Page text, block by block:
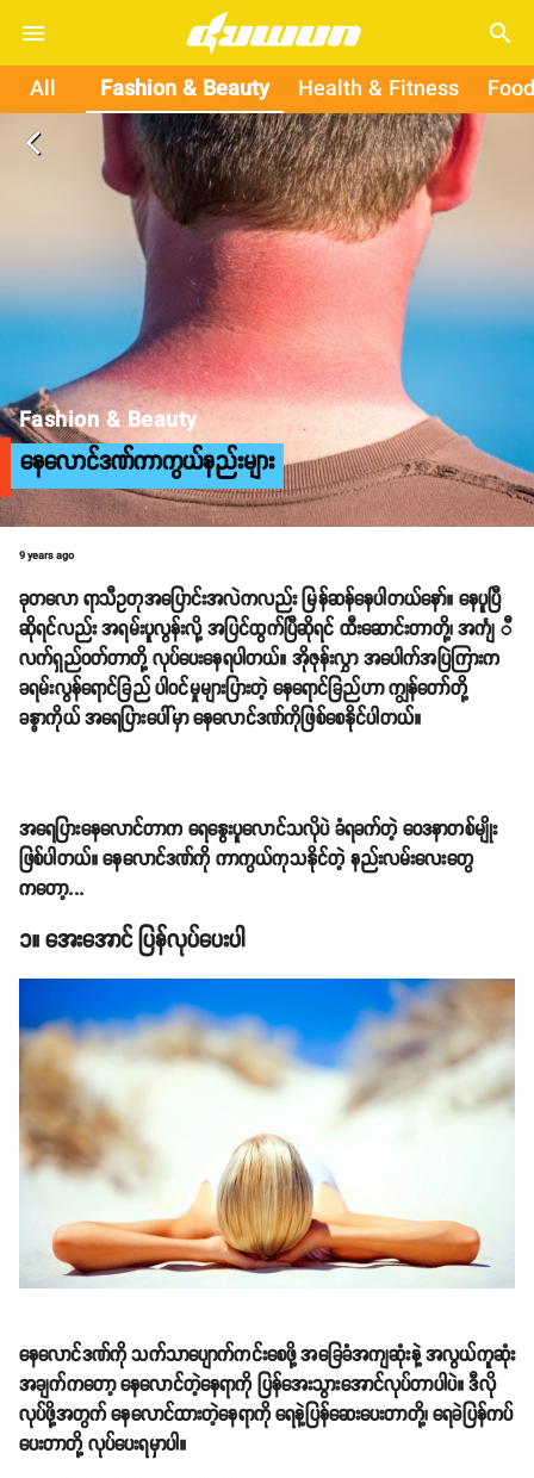
search
All Fashion & Beauty Health & Fitness
arrow_back_ios
Fashion & Beauty
နေလောင်ဒဏ်ကာကွယ်နည်းများ
9 years ago
ခုတလော ရာသီဥတုအပြောင်းအလဲကလည်း မြန်ဆန်နေပါတယ်နော်။ နေပူပြီ
ဆိုရင်လည်း အရမ်းပူလွန်းလို့ အပြင်ထွက်ပြီဆိုရင် ထီးဆောင်းတာတို့၊ အင်္ကျ ီ
လက်ရှည်ဝတ်တာတို့ လုပ်ပေးနေရပါတယ်။ အိုဇုန်းလွှာ အပေါက်အပြဲကြားက
ခရမ်းလွန်ရောင်ခြည် ပါဝင်မှုများပြားတဲ့ နေရောင်ခြည်ဟာ ကျွန်တော်တို့
ခန္ဓာကိုယ် အရေပြားပေါ်မှာ နေလောင်ဒဏ်ကိုဖြစ်စေနိုင်ပါတယ်။
အရေပြားနေလောင်တာက ရေနွေးပူလောင်သလိုပဲ ခံရခက်တဲ့ ဝေဒနာတစ်မျိုး
ဖြစ်ပါတယ်။ နေလောင်ဒဏ်ကို ကာကွယ်ကုသနိုင်တဲ့ နည်းလမ်းလေးတွေ
ကတော့...
၁။ အေးအောင် ပြန်လုပ်ပေးပါ
နေလောင်ဒဏ်ကို သက်သာပျောက်ကင်းစေဖို့ အခြေခံအကျဆုံးနဲ့ အလွယ်ကူဆုံး
အချက်ကတော့ နေလောင်တဲ့နေရာကို ပြန်အေးသွားအောင်လုပ်တာပါပဲ။ ဒီလို
လုပ်ဖို့အတွက် နေလောင်ထားတဲ့နေရာကို ရေနဲ့ပြန်ဆေးပေးတာတို့၊ ရေခဲပြန်ကပ်
ပေးတာတို့ လုပ်ပေးရမှာပါ။